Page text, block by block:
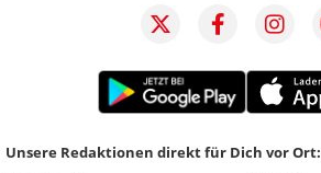
Unsere Redaktionen direkt für Dich vor Ort: